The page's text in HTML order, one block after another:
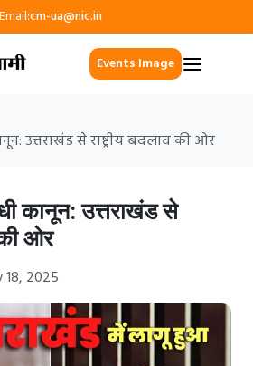
Email:cm-ua@nic.in
Events Image
उत्तराखंड से राष्ट्रीय बदलाव की ओर
कानून: उत्तराखंड से
की ओर
18, 2025